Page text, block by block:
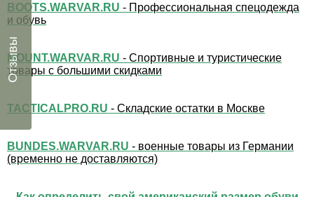
BOOTS.WARVAR.RU - Профессиональная спецодежда
и обувь
MOUNT.WARVAR.RU - Спортивные и туристические
товары с большими скидками
TACTICALPRO.RU - Складские остатки в Москве
BUNDES.WARVAR.RU - военные товары из Германии
(временно не доставляются)
Отзывы